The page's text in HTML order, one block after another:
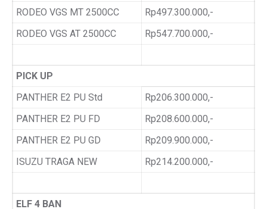
RODEO VGS MT 2500CC
Rp497.300.000,-
RODEO VGS AT 2500CC
Rp547.700.000,-
PICK UP
PANTHER E2 PU Std
Rp206.300.000,-
PANTHER E2 PU FD
Rp208.600.000,-
PANTHER E2 PU GD
Rp209.900.000,-
ISUZU TRAGA NEW
Rp214.200.000,-
ELF 4 BAN